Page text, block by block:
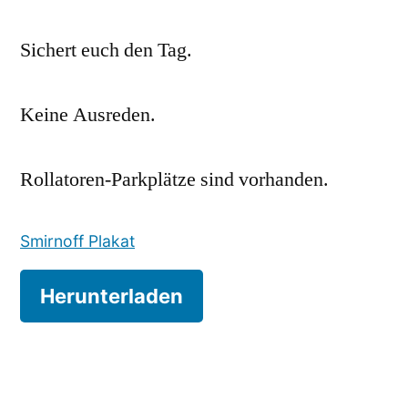
Sichert euch den Tag.
Keine Ausreden.
Rollatoren-Parkplätze sind vorhanden.
Smirnoff Plakat
Herunterladen